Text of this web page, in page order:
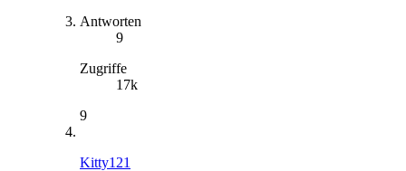
Antworten
9
Zugriffe
17k
9
Kitty121